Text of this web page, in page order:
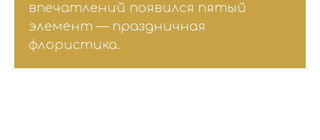
впечатлений появился пятый
элемент — праздничная
флористика.